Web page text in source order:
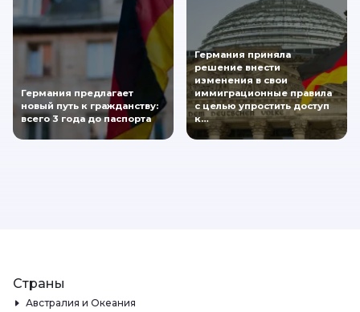
Германия предлагает
новый путь к гражданству:
всего 3 года до паспорта
Германия приняла
решение внести
изменения в свои
иммиграционные правила
с целью упростить доступ
к…
Страны
Австралия и Океания